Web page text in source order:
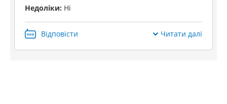
залишаючи на ньому слідів або подряпин. Всі деталі
сколів.
Модель отримала міцний механізм відкиду, що
Недоліки: Ні
Відповісти Читати далі